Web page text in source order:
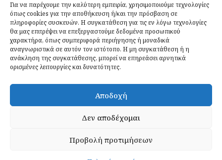
Για να παρέχουμε την καλύτερη εμπειρία, χρησιμοποιούμε τεχνολογίες
όπως cookies για την αποθήκευση ή/και την πρόσβαση σε
πληροφορίες συσκευών. Η συγκατάθεση για τις εν λόγω τεχνολογίες
θα μας επιτρέψει να επεξεργαστούμε δεδομένα προσωπικού
χαρακτήρα, όπως συμπεριφορά περιήγησης ή μοναδικά
αναγνωριστικά σε αυτόν τον ιστότοπο. Η μη συγκατάθεση ή η
ανάκληση της συγκατάθεσης, μπορεί να επηρεάσει αρνητικά
ορισμένες λειτουργίες και δυνατότητες.
Αποδοχή
Δεν αποδέχομαι
Προβολή προτιμήσεων
Ιδανικές Τροφές 26 Ιουλίου 2026
Εγγραφείτε
ΕΓΓΡΑΦΉ
Έχω διαβάσει και δέχομαι τηνπολιτική απορρήτου